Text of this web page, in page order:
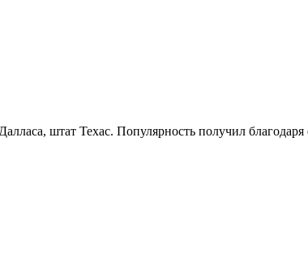
штат Техас. Популярность получил